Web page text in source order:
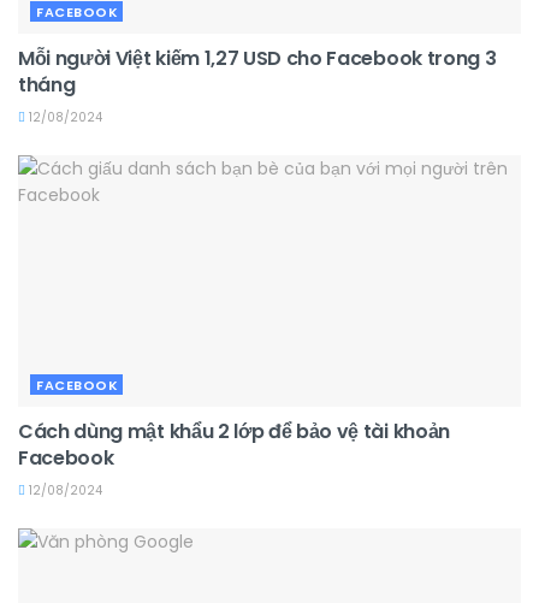
FACEBOOK
Mỗi người Việt kiếm 1,27 USD cho Facebook trong 3
tháng
12/08/2024
FACEBOOK
Cách dùng mật khẩu 2 lớp để bảo vệ tài khoản
Facebook
12/08/2024